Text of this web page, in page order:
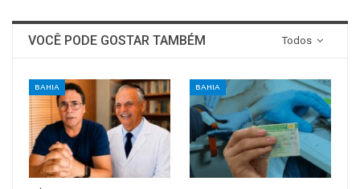
Todos
VOCÊ PODE GOSTAR TAMBÉM
BAHIA BAHIA